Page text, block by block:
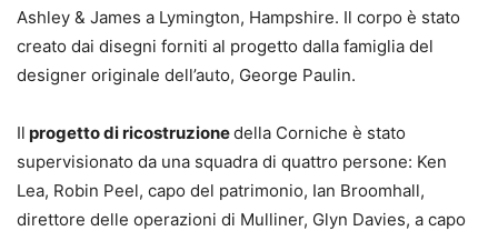
Ashley & James a Lymington, Hampshire. Il corpo è stato
creato dai disegni forniti al progetto dalla famiglia del
designer originale dell’auto, George Paulin.
Il progetto di ricostruzionedella Corniche è stato
supervisionato da una squadra di quattro persone: Ken
Lea, Robin Peel, capo del patrimonio, Ian Broomhall,
direttore delle operazioni di Mulliner, Glyn Davies, a capo